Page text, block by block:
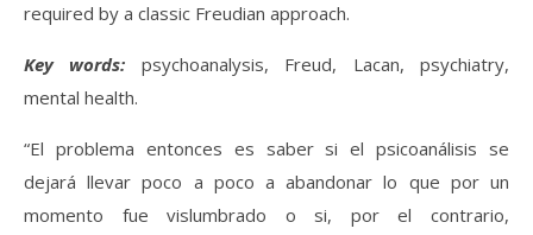
required by a classic Freudian approach.
Key words: psychoanalysis, Freud, Lacan, psychiatry,
mental health.
“El problema entonces es saber si el psicoanálisis se
dejará llevar poco a poco a abandonar lo que por un
momento fue vislumbrado o si, por el contrario,